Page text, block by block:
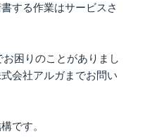
する作業はサービスさ
困りのことがありまし
会社アルガまでお問い
です。